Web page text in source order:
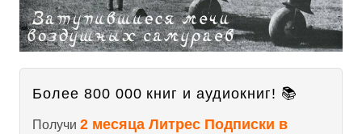
Более 800 000 книг и аудиокниг! 📚
Получи 2 месяца Литрес Подписки в